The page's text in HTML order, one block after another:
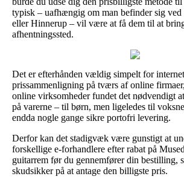
typisk – uafhængig om man befinder sig ved
eller Hinnerup – vil være at få dem til at
afhentningssted.
Det er efterhånden vældig simpelt for
prissammenligning på tværs af online
online virksomheder fundet det nødvendigt
på varerne – til børn, men ligeledes til
endda nogle gange sikre portofri levering.
Derfor kan det stadigvæk være gunstigt at
forskellige e-forhandlere efter rabat på
guitarrem før du gennemfører din bestilling,
skudsikker på at antage den billigste pris.